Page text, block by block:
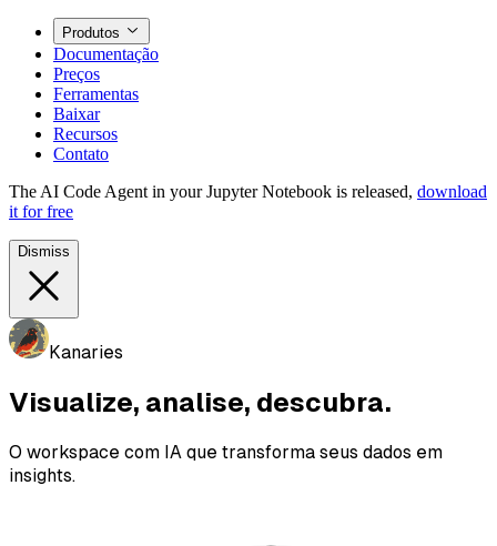
Produtos
Documentação
Preços
Ferramentas
Baixar
Recursos
Contato
The AI Code Agent in your Jupyter Notebook is released, download
it for free
Dismiss
Kanaries
Visualize, analise, descubra.
O workspace com IA que transforma seus dados em
insights.